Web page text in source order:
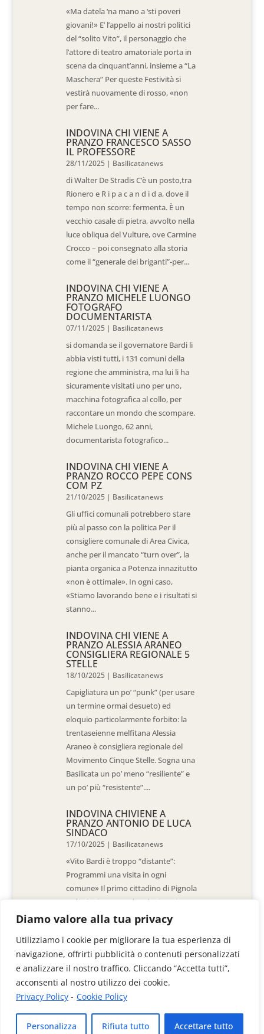
Diamo valore alla tua privacy
Utilizziamo i cookie per migliorare la tua esperienza di
navigazione, offrirti pubblicità o contenuti personalizzati
e analizzare il nostro traffico. Cliccando “Accetta tutti”,
acconsenti al nostro utilizzo dei cookie.
Privacy Policy - Cookie Policy
Personalizza Rifiuta tutto Accettare tutto
«Ma datela ‘na mano a ‘sti poveri
giovani!» E’ l’appello ai nostri politici
del “solito Vito”, il personaggio che
l’attore di teatro amatoriale porta in
scena da cinquant’anni, insieme a “La
Maschera” Per queste Festività si
vestirà nuovamente di rosso, «non
per fare...
INDOVINA CHI VIENE A
PRANZO FRANCESCO SASSO
IL PROFESSORE
28/11/2025 | Basilicatanews
di Walter De Stradis C’è un posto,tra
Rionero e R i p a c a n d i d a, dove il
tempo non scorre: fermenta. È un
vecchio casale di pietra, avvolto nella
luce obliqua del Vulture, ove Carmine
Crocco – poi consegnato alla storia
come il “generale dei briganti”-per...
INDOVINA CHI VIENE A
PRANZO MICHELE LUONGO
FOTOGRAFO
DOCUMENTARISTA
07/11/2025 | Basilicatanews
si domanda se il governatore Bardi li
abbia visti tutti, i 131 comuni della
regione che amministra, ma lui li ha
sicuramente visitati uno per uno,
macchina fotografica al collo, per
raccontare un mondo che scompare.
Michele Luongo, 62 anni,
documentarista fotografico...
INDOVINA CHI VIENE A
PRANZO ROCCO PEPE CONS
COM PZ
21/10/2025 | Basilicatanews
Gli uffici comunali potrebbero stare
più al passo con la politica Per il
consigliere comunale di Area Civica,
anche per il mancato “turn over”, la
pianta organica a Potenza innazitutto
«non è ottimale». In ogni caso,
«Stiamo lavorando bene e i risultati si
stanno...
INDOVINA CHI VIENE A
PRANZO ALESSIA ARANEO
CONSIGLIERA REGIONALE 5
STELLE
18/10/2025 | Basilicatanews
Capigliatura un po’ “punk” (per usare
un termine ormai desueto) ed
eloquio particolarmente forbito: la
trentaseienne melfitana Alessia
Araneo è consigliera regionale del
Movimento Cinque Stelle. Sogna una
Basilicata un po’ meno “resiliente” e
un po’ più “resistente”....
INDOVINA CHIVIENE A
PRANZO ANTONIO DE LUCA
SINDACO
17/10/2025 | Basilicatanews
«Vito Bardi è troppo “distante”:
Programmi una visita in ogni
comune» Il primo cittadino di Pignola
«L’ho invitato a vedere la situazione
al Pantano, ma non è venuto. La
sensazione è che -come sindaci-
siamo lasciati a noi stessi» di Walter
De Stradis In...
Videoimage di Colangelo Donato & C. Sas
Via Anzio, 41/B - 85100 Potenza